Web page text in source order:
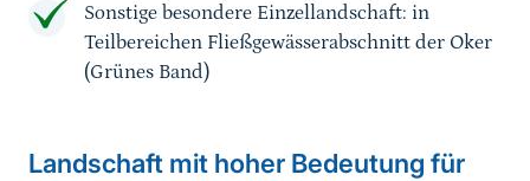
Sonstige besondere Einzellandschaft: in
Teilbereichen Fließgewässerabschnitt der Oker
(Grünes Band)
Landschaft mit hoher Bedeutung für